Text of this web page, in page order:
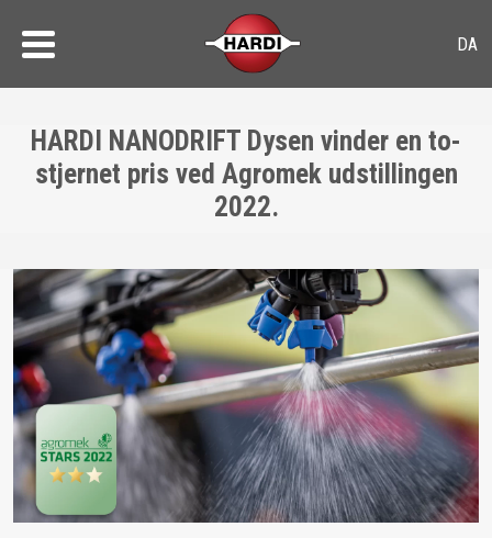
HARDI NANODRIFT Dysen vinder en to-
stjernet pris ved Agromek udstillingen
2022.